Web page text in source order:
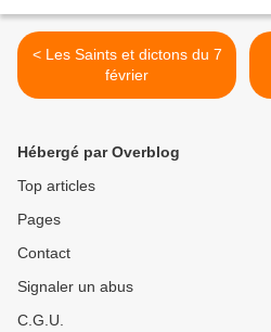
< Les Saints et dictons du 7
février
Hébergé par Overblog
Top articles
Pages
Contact
Signaler un abus
C.G.U.